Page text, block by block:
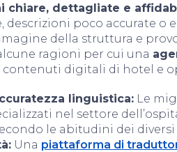
chiare, dettagliate e
descrizioni poco accurate o
della struttura e
ragioni per cui una
contenuti digitali di hotel e
linguistica: Le
nel settore
le abitudini dei diversi
Una piattaforma di